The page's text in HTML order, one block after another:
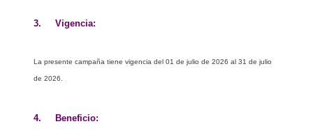
3. Vigencia:
La presente campaña tiene vigencia del 01 de julio de 2026 al 31 de julio
de 2026.
4. Beneficio: